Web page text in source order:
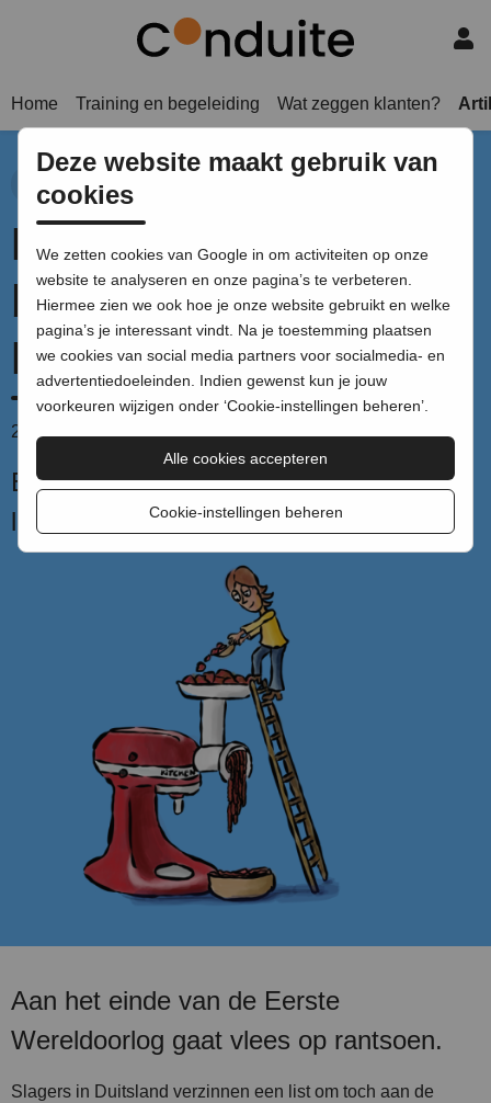
Home Training en begeleiding Wat zeggen klanten?
Heb je een
bedrijfstemplate in
PowerPoint nodig?
20 mei 2020
En hoe je huisstijl uitdraagt zonder een
logo te gebruiken.
Aan het einde van de Eerste
Wereldoorlog gaat vlees op rantsoen.
Slagers in Duitsland verzinnen een list om toch aan de
Deze website maakt gebruik van
cookies
We zetten cookies van Google in om activiteiten op onze
website te analyseren en onze pagina’s te verbeteren.
Hiermee zien we ook hoe je onze website gebruikt en welke
pagina’s je interessant vindt. Na je toestemming plaatsen
we cookies van social media partners voor socialmedia- en
advertentiedoeleinden. Indien gewenst kun je jouw
voorkeuren wijzigen onder ‘Cookie-instellingen beheren’.
Alle cookies accepteren
Cookie-instellingen beheren